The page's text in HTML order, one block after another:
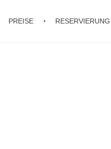
PREISE RESERVIERUNG